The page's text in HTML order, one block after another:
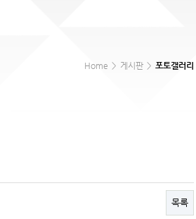
Home > 게시판 > 포토갤러리
목록